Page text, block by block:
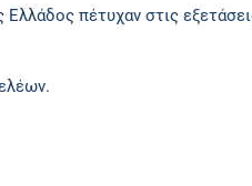
πέτυχαν στις